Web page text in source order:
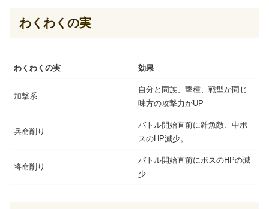
わくわくの実
わくわくの実 効果
加撃系
自分と同族、撃種、戦型が同じ
味方の攻撃力がUP
兵命削り
バトル開始直前に雑魚敵、中ボ
スのHP減少。
将命削り
バトル開始直前にボスのHPの減
少